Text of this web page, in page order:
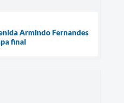
Armindo Fernandes
final